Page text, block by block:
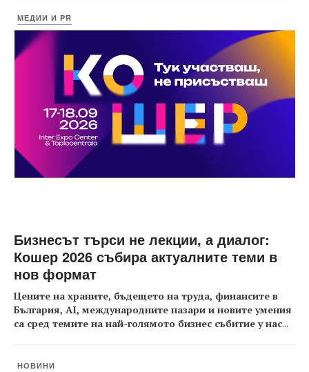
МЕДИИ И PR
Бизнесът търси не лекции, а диалог:
Кошер 2026 събира актуалните теми в
нов формат
Цените на храните, бъдещето на труда, финансите в
България, AI, международните пазари и новите умения
са сред темите на най-голямото бизнес събитие у нас...
НОВИНИ